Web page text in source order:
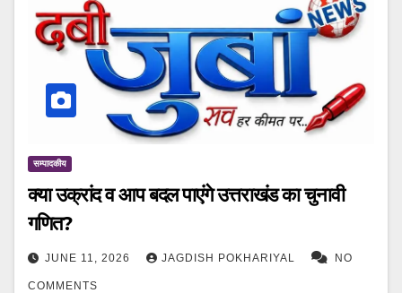
सम्पादकीय
क्या उक्रांद व आप बदल पाएंगे उत्तराखंड का चुनावी
गणित?
JUNE 11, 2026 JAGDISH POKHARIYAL NO
COMMENTS